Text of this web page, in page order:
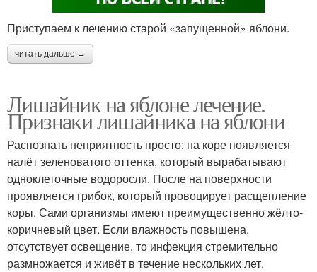
Приступаем к лечению старой «запущенной» яблони.
читать дальше →
Лишайник на яблоне лечение.
Признаки лишайника на яблони
Распознать неприятность просто: на коре появляется
налёт зеленоватого оттенка, который вырабатывают
одноклеточные водоросли. После на поверхности
проявляется грибок, который провоцирует расщепление
коры. Сами организмы имеют преимущественно жёлто-
коричневый цвет. Если влажность повышена,
отсутствует освещение, то инфекция стремительно
размножается и живёт в течение нескольких лет.